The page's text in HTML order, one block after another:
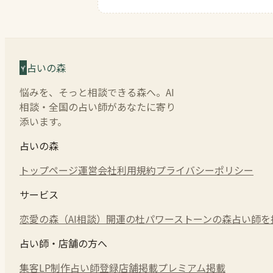
占いの森
悩みを、そっと相談できる森へ。AI
相談・全国の占い師があなたに寄り
添います。
占いの森
トップページ運営会社利用規約プライバシーポリシー
サービス
恋愛の森（AI相談） 開運の杜パワーストーンの森占い師
占い師・店舗の方へ
集客LP制作占い師登録店舗掲載プレミアム掲載